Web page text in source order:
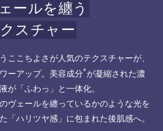
ールを纏う
スチャー
ここちよさが人気のテクスチャーが、
ーアップ。美容成分*が凝縮された濃
が「ふわっ」と一体化。
ヴェールを纏っているかのような光を
「ハリツヤ感」に包まれた後肌感へ。